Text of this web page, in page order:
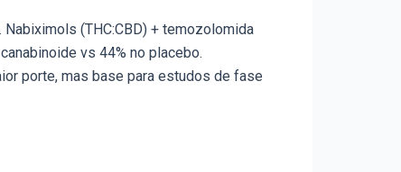
Nabiximols (THC:CBD) + temozolomida
vs 44% no placebo.
porte, mas base para estudos de fase